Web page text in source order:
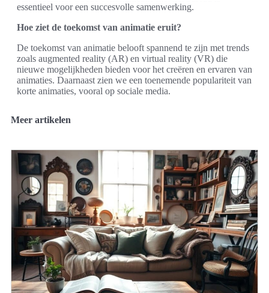
essentieel voor een succesvolle samenwerking.
Hoe ziet de toekomst van animatie eruit?
De toekomst van animatie belooft spannend te zijn met trends
zoals augmented reality (AR) en virtual reality (VR) die
nieuwe mogelijkheden bieden voor het creëren en ervaren van
animaties. Daarnaast zien we een toenemende populariteit van
korte animaties, vooral op sociale media.
Meer artikelen